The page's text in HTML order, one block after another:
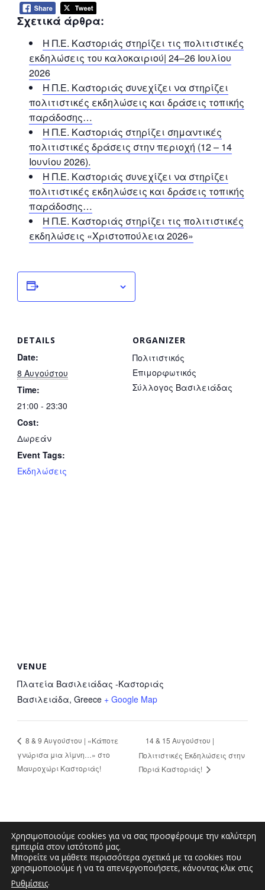
Σχετικά άρθρα:
Η Π.Ε. Καστοριάς στηρίζει τις πολιτιστικές
εκδηλώσεις του καλοκαιριού| 24–26 Ιουλίου
2026
Η Π.Ε. Καστοριάς συνεχίζει να στηρίζει
πολιτιστικές εκδηλώσεις και δράσεις τοπικής
παράδοσης…
Η Π.Ε. Καστοριάς στηρίζει σημαντικές
πολιτιστικές δράσεις στην περιοχή (12 – 14
Ιουνίου 2026).
Η Π.Ε. Καστοριάς συνεχίζει να στηρίζει
πολιτιστικές εκδηλώσεις και δράσεις τοπικής
παράδοσης…
Η Π.Ε. Καστοριάς στηρίζει τις πολιτιστικές
εκδηλώσεις «Χριστοπούλεια 2026»
DETAILS
Date:
8 Αυγούστου
Time:
21:00 - 23:30
Cost:
Δωρεάν
Event Tags:
Εκδηλώσεις
ORGANIZER
Πολιτιστικός
Επιμορφωτικός
Σύλλογος Βασιλειάδας
VENUE
Πλατεία Βασιλειάδας -Καστοριάς
Βασιλειάδα, Greece + Google Map
8 & 9 Αυγούστου | «Κάποτε
γνώρισα μια λίμνη…» στο
Μαυροχώρι Καστοριάς!
14 & 15 Αυγούστου |
Πολιτιστικές Εκδηλώσεις στην
Ποριά Καστοριάς!
Μεγάλου Αλεξάνδρου και Διοικητηρίου |
Τηλέφωνο: 2467350200 | Email:
Χρησιμοποιούμε cookies για να σας προσφέρουμε την καλύτερη
εμπειρία στον ιστότοπό μας.
Μπορείτε να μάθετε περισσότερα σχετικά με τα cookies που
χρησιμοποιούμε ή να τα απενεργοποιήσετε, κάνοντας κλικ στις
Ρυθμίσεις.